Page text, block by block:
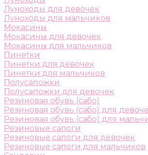
Луноходы для девочек
Луноходы для мальчиков
Мокасины
Мокасины для девочек
Мокасины для мальчиков
Пинетки
Пинетки для девочек
Пинетки для мальчиков
Полусапожки
Полусапожки для девочек
Резиновая обувь (сабо)
Резиновая обувь (сабо) для
Резиновая обувь (сабо) для
Резиновые сапоги
Резиновые сапоги для девочек
Резиновые сапоги для мальчиков